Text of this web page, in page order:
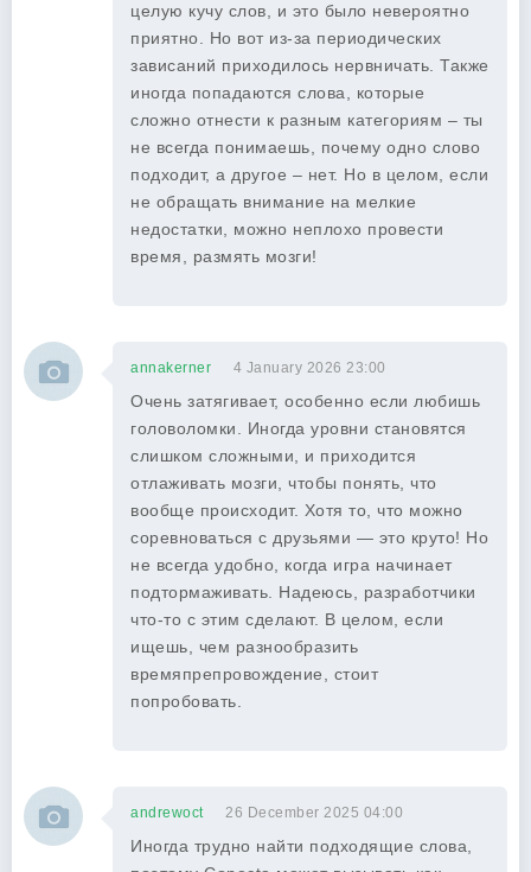
целую кучу слов, и это было невероятно
приятно. Но вот из-за периодических
зависаний приходилось нервничать. Также
иногда попадаются слова, которые
сложно отнести к разным категориям – ты
не всегда понимаешь, почему одно слово
подходит, а другое – нет. Но в целом, если
не обращать внимание на мелкие
недостатки, можно неплохо провести
время, размять мозги!
annakerner 4 January 2026 23:00
Очень затягивает, особенно если любишь
головоломки. Иногда уровни становятся
слишком сложными, и приходится
отлаживать мозги, чтобы понять, что
вообще происходит. Хотя то, что можно
соревноваться с друзьями — это круто! Но
не всегда удобно, когда игра начинает
подтормаживать. Надеюсь, разработчики
что-то с этим сделают. В целом, если
ищешь, чем разнообразить
времяпрепровождение, стоит
попробовать.
andrewoct 26 December 2025 04:00
Иногда трудно найти подходящие слова,